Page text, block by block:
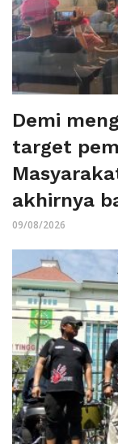
Demi
target
akhirnya
09/08/2026